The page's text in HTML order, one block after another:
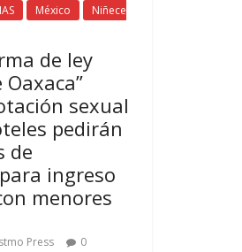
México
Niñece
de ley
sexual
pedirán
de
ingreso
menores
Press 0